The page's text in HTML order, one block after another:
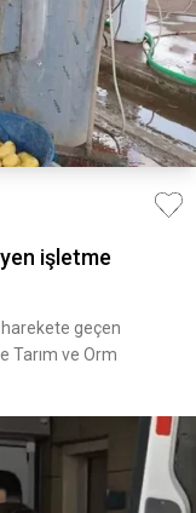
işletme
geçen
Tarım ve Orm